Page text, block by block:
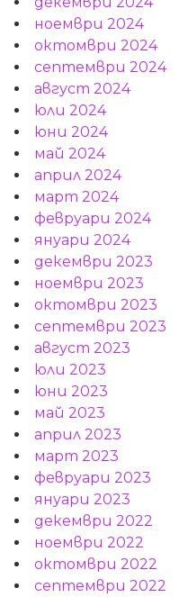
ноември 2024
октомври 2024
септември 2024
август 2024
юли 2024
юни 2024
май 2024
април 2024
март 2024
февруари 2024
януари 2024
декември 2023
ноември 2023
октомври 2023
септември 2023
август 2023
юли 2023
юни 2023
май 2023
април 2023
март 2023
февруари 2023
януари 2023
декември 2022
ноември 2022
октомври 2022
септември 2022